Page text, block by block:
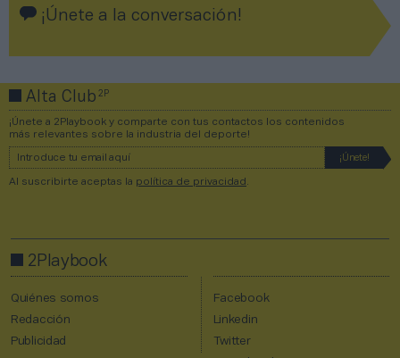
¡Únete a la conversación!
Alta Club2P
¡Únete a 2Playbook y comparte con tus contactos los contenidos
más relevantes sobre la industria del deporte!
Al suscribirte aceptas la política de privacidad
2Playbook
Quiénes somos
Redacción
Publicidad
Facebook
Linkedin
Twitter